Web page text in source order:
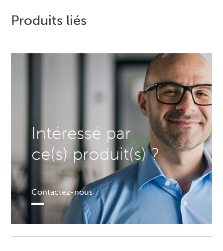
Produits liés
Intéressé par
ce(s) produit(s) ?
Contactez-nous